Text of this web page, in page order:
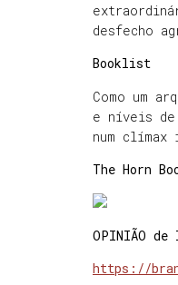
desfecho
Booklist
Como um
e níveis
num clímax
The Horn
OPINIÃO de
https://